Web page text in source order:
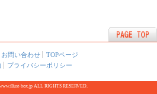
お問い合わせ
TOPページ
プライバシーポリシー
box.jp ALL RIGHTS RESERVED.